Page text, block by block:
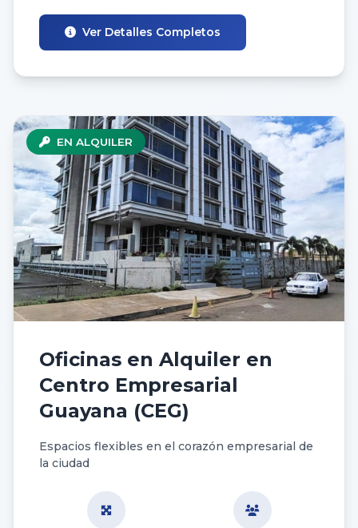
Ver Detalles Completos
EN ALQUILER
Oficinas en Alquiler en
Centro Empresarial
Guayana (CEG)
Espacios flexibles en el corazón empresarial de
la ciudad